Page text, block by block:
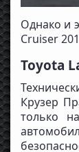
Однако и
Cruiser
Toyota
Крузер
только